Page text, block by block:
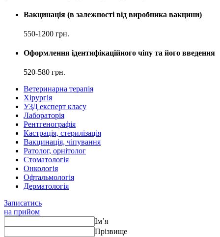
Вакцинація (в залежності від виробника вакцини)
550-1200 грн.
Оформлення ідентифікаційного чіпу та його введення
520-580 грн.
Ветеринарна терапія
Хірургія
УЗД експерт класу
Лабораторія
Рентгенографія
Кастрація, стерилізація
Вакцинація, чіпування
Ратолог, орнітолог
Стоматологія
Онкологія
Офтальмологія
Дерматологія
Записатись
на прийом
Ім’я
Прізвище